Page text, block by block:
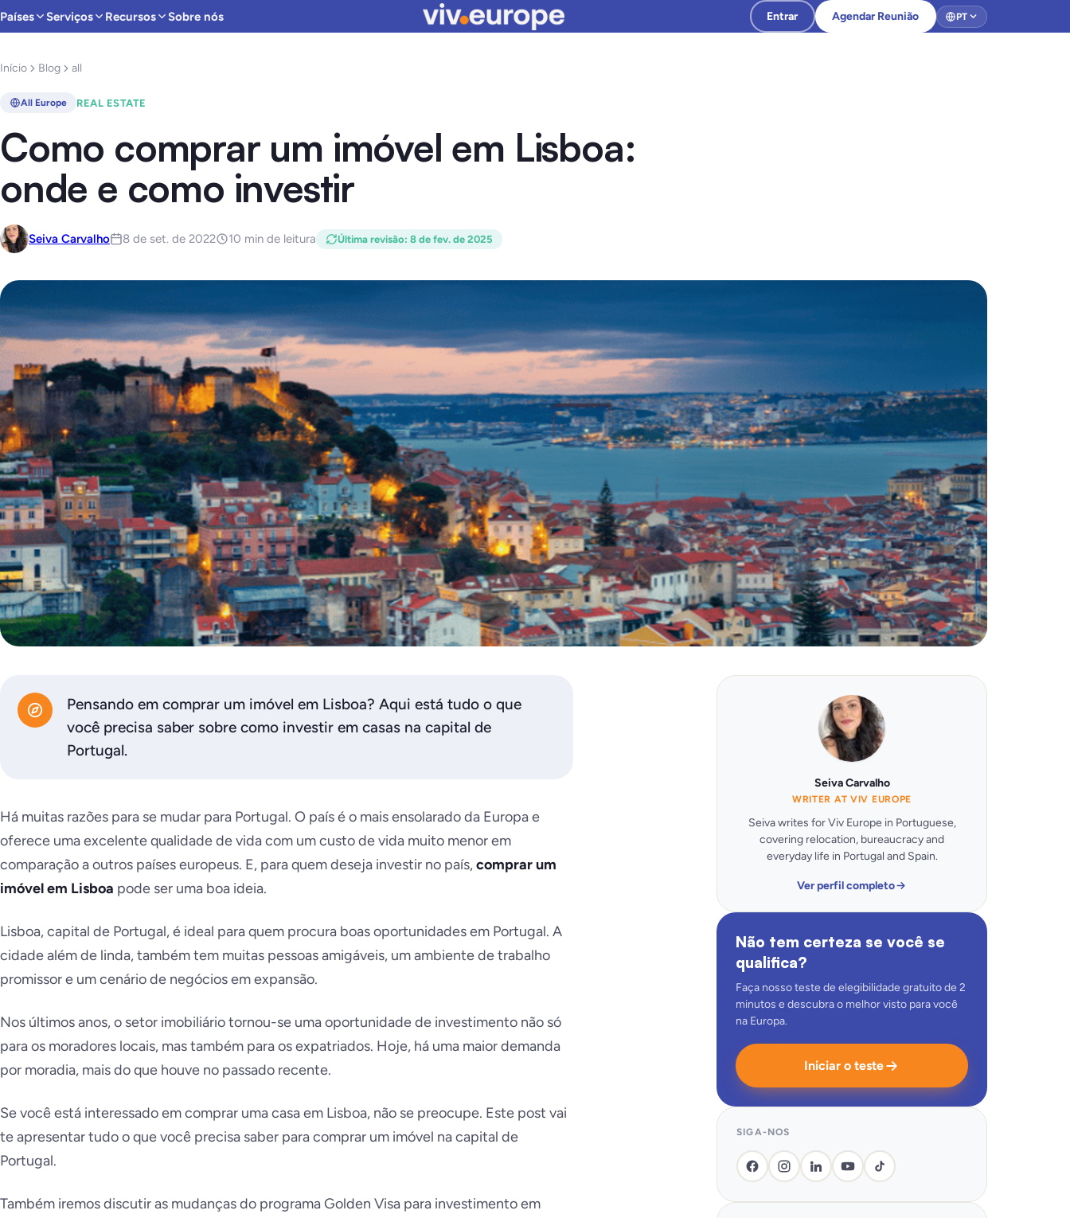
Países Serviços Recursos Sobre nós Entrar Agendar Reunião PT
Início Blog all
All Europe REAL ESTATE
Como comprar um imóvel em Lisboa:
onde e como investir
Seiva Carvalho 8 de set. de 2022 10 min de leitura Última revisão: 8 de fev. de 2025
Pensando em comprar um imóvel em Lisboa? Aqui está tudo o que
você precisa saber sobre como investir em casas na capital de
Portugal.
Há muitas razões para se mudar para Portugal. O país é o mais ensolarado da Europa e
oferece uma excelente qualidade de vida com um custo de vida muito menor em
comparação a outros países europeus. E, para quem deseja investir no país,comprar um
imóvel em Lisboa pode ser uma boa ideia.
Lisboa, capital de Portugal, é ideal para quem procura boas oportunidades em Portugal. A
cidade além de linda, também tem muitas pessoas amigáveis, um ambiente de trabalho
promissor e um cenário de negócios em expansão.
Nos últimos anos, o setor imobiliário tornou-se uma oportunidade de investimento não só
para os moradores locais, mas também para os expatriados. Hoje, há uma maior demanda
por moradia, mais do que houve no passado recente.
Se você está interessado em comprar uma casa em Lisboa, não se preocupe. Este post vai
te apresentar tudo o que você precisa saber para comprar um imóvel na capital de
Portugal.
Também iremos discutir as mudanças do programa Golden Visa para investimento em
Seiva Carvalho
WRITER AT VIV EUROPE
Seiva writes for Viv Europe in Portuguese,
covering relocation, bureaucracy and
everyday life in Portugal and Spain.
Ver perfil completo
Não tem certeza se você se
qualifica?
Faça nosso teste de elegibilidade gratuito de 2
minutos e descubra o melhor visto para você
na Europa.
Iniciar o teste
SIGA-NOS